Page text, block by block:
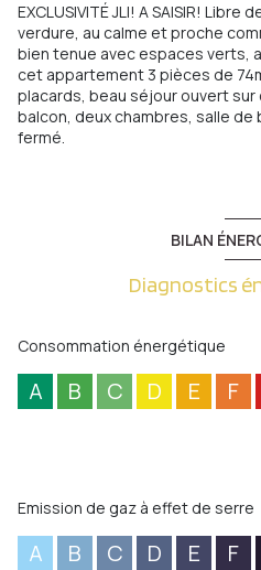
EXCLUSIVITÉ JLI! A SAISIR!
verdure, au calme et proche
bien tenue avec espaces verts,
cet appartement 3 pièces de
placards, beau séjour ouvert
balcon, deux chambres, salle de
fermé.
BILAN
Diagnostics
Consommation énergétique
A B C D E F
Emission de gaz à effet de serre
A B C D E F